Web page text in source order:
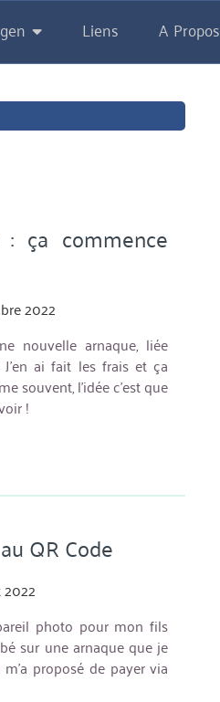
Liens A Propos
: ça commence
2022
nouvelle arnaque, liée
ai fait les frais et ça
souvent, l’idée c’est que
!
QR Code
photo pour mon fils
sur une arnaque que je
proposé de payer via